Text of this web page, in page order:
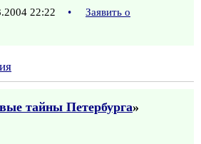
22:22 •
Заявить о
тайны Петербурга»